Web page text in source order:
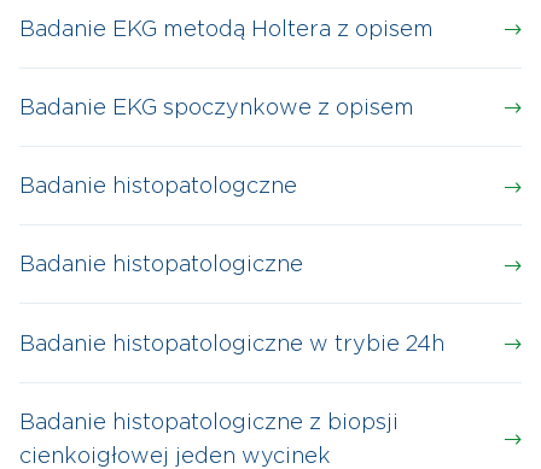
Badanie EKG metodą Holtera z opisem
Badanie EKG spoczynkowe z opisem
Badanie histopatologczne
Badanie histopatologiczne
Badanie histopatologiczne w trybie 24h
Badanie histopatologiczne z biopsji
cienkoigłowej jeden wycinek